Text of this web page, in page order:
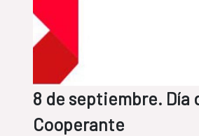
8 de septiembre. Día
Cooperante